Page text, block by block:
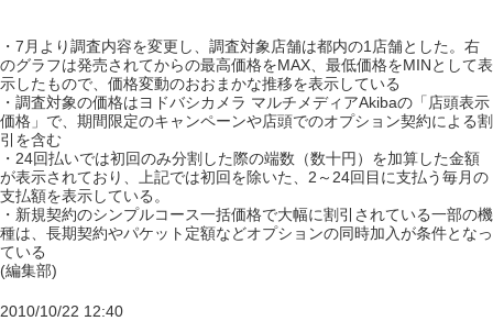
・7月より調査内容を変更し、調査対象店舗は都内の1店舗とした。右
のグラフは発売されてからの最高価格をMAX、最低価格をMINとして表
示したもので、価格変動のおおまかな推移を表示している
・調査対象の価格はヨドバシカメラ マルチメディアAkibaの「店頭表示
価格」で、期間限定のキャンペーンや店頭でのオプション契約による割
引を含む
・24回払いでは初回のみ分割した際の端数（数十円）を加算した金額
が表示されており、上記では初回を除いた、2～24回目に支払う毎月の
支払額を表示している。
・新規契約のシンプルコース一括価格で大幅に割引されている一部の機
種は、長期契約やパケット定額などオプションの同時加入が条件となっ
ている
(編集部)
2010/10/22 12:40